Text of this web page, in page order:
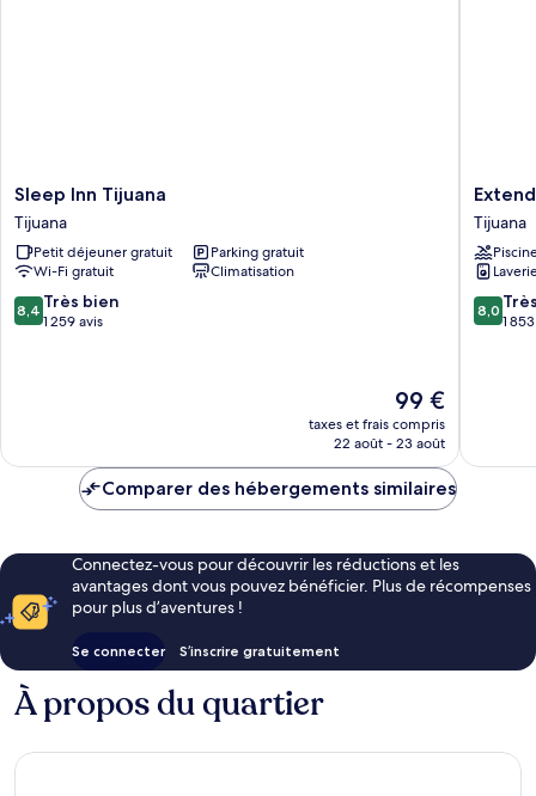
Sleep
Inn
Tijuana
Tijuana
Sleep Inn Tijuana
Tijuana
Petit déjeuner gratuit
Parking gratuit
Wi-Fi gratuit
Climatisation
8.4
sur
8,4 Très bien
1 259 avis
Le
nouveau
prix
de
99 €
taxes et frais compris
22 août - 23 août
Suites
Tijuana
Tijuana
Tijuana
8.0
sur
8,0
1
Comparer des hébergements similaires
Connectez-vous pour découvrir les réductions et les
avantages dont vous pouvez bénéficier. Plus de récompenses
pour plus d’aventures !
Se connecter S’inscrire gratuitement
À propos du quartier